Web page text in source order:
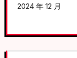
2024 年 12 月